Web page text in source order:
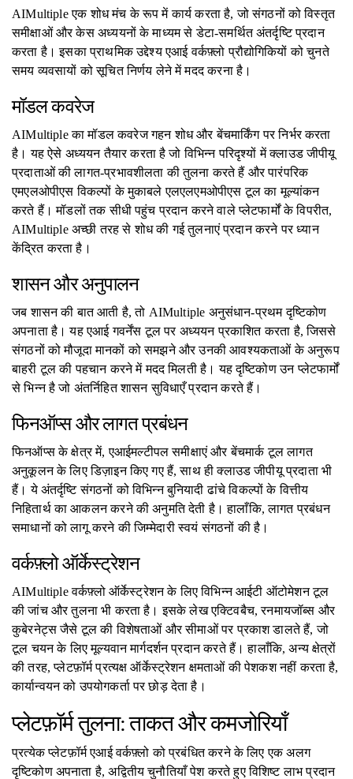
AIMultiple एक शोध मंच के रूप में कार्य करता है, जो संगठनों को विस्तृत
समीक्षाओं और केस अध्ययनों के माध्यम से डेटा-समर्थित अंतर्दृष्टि प्रदान
करता है। इसका प्राथमिक उद्देश्य एआई वर्कफ़्लो प्रौद्योगिकियों को चुनते
समय व्यवसायों को सूचित निर्णय लेने में मदद करना है।
मॉडल कवरेज
AIMultiple का मॉडल कवरेज गहन शोध और बेंचमार्किंग पर निर्भर करता
है। यह ऐसे अध्ययन तैयार करता है जो विभिन्न परिदृश्यों में क्लाउड जीपीयू
प्रदाताओं की लागत-प्रभावशीलता की तुलना करते हैं और पारंपरिक
एमएलओपीएस विकल्पों के मुकाबले एलएलएमओपीएस टूल का मूल्यांकन
करते हैं। मॉडलों तक सीधी पहुंच प्रदान करने वाले प्लेटफार्मों के विपरीत,
AIMultiple अच्छी तरह से शोध की गई तुलनाएं प्रदान करने पर ध्यान
केंद्रित करता है।
शासन और अनुपालन
जब शासन की बात आती है, तो AIMultiple अनुसंधान-प्रथम दृष्टिकोण
अपनाता है। यह एआई गवर्नेंस टूल पर अध्ययन प्रकाशित करता है, जिससे
संगठनों को मौजूदा मानकों को समझने और उनकी आवश्यकताओं के अनुरूप
बाहरी टूल की पहचान करने में मदद मिलती है। यह दृष्टिकोण उन प्लेटफार्मों
से भिन्न है जो अंतर्निहित शासन सुविधाएँ प्रदान करते हैं।
फिनऑप्स और लागत प्रबंधन
फिनऑप्स के क्षेत्र में, एआईमल्टीपल समीक्षाएं और बेंचमार्क टूल लागत
अनुकूलन के लिए डिज़ाइन किए गए हैं, साथ ही क्लाउड जीपीयू प्रदाता भी
हैं। ये अंतर्दृष्टि संगठनों को विभिन्न बुनियादी ढांचे विकल्पों के वित्तीय
निहितार्थ का आकलन करने की अनुमति देती है। हालाँकि, लागत प्रबंधन
समाधानों को लागू करने की जिम्मेदारी स्वयं संगठनों की है।
वर्कफ़्लो ऑर्केस्ट्रेशन
AIMultiple वर्कफ़्लो ऑर्केस्ट्रेशन के लिए विभिन्न आईटी ऑटोमेशन टूल
की जांच और तुलना भी करता है। इसके लेख एक्टिवबैच, रनमायजॉब्स और
कुबेरनेट्स जैसे टूल की विशेषताओं और सीमाओं पर प्रकाश डालते हैं, जो
टूल चयन के लिए मूल्यवान मार्गदर्शन प्रदान करते हैं। हालाँकि, अन्य क्षेत्रों
की तरह, प्लेटफ़ॉर्म प्रत्यक्ष ऑर्केस्ट्रेशन क्षमताओं की पेशकश नहीं करता है,
कार्यान्वयन को उपयोगकर्ता पर छोड़ देता है।
प्लेटफ़ॉर्म तुलना: ताकत और कमजोरियाँ
प्रत्येक प्लेटफ़ॉर्म एआई वर्कफ़्लो को प्रबंधित करने के लिए एक अलग
दृष्टिकोण अपनाता है, अद्वितीय चुनौतियाँ पेश करते हुए विशिष्ट लाभ प्रदान